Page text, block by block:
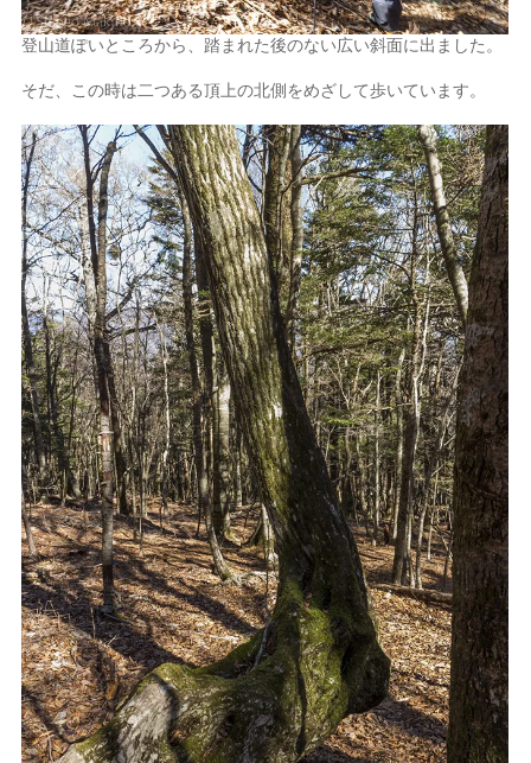
登山道ぽいところから、踏まれた後のない広い斜面に出ました。
そだ、この時は二つある頂上の北側をめざして歩いています。